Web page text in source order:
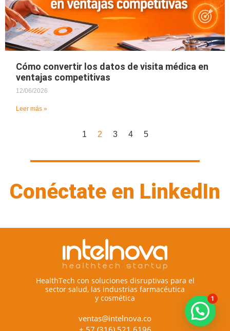
Cómo convertir los datos de visita médica en
ventajas competitivas
12/06/2026
Leer más »
1 2 3 4 5
Conéctate en LinkedIn
HealthTech con soluciones disruptivas para el
sector salud, las industrias farmacéutica
y cosmética
ventas@intelnova.co
1